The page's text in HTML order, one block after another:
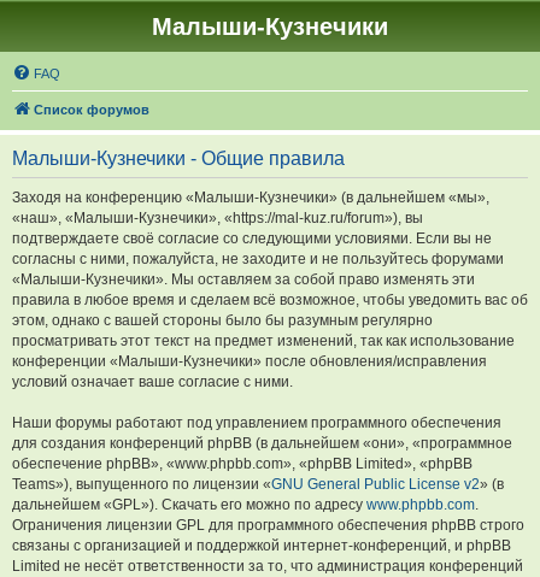
Малыши-Кузнечики
FAQ
Список форумов
Малыши-Кузнечики - Общие правила
Заходя на конференцию «Малыши-Кузнечики» (в дальнейшем «мы»,
«наш», «Малыши-Кузнечики», «https://mal-kuz.ru/forum»), вы
подтверждаете своё согласие со следующими условиями. Если вы не
согласны с ними, пожалуйста, не заходите и не пользуйтесь форумами
«Малыши-Кузнечики». Мы оставляем за собой право изменять эти
правила в любое время и сделаем всё возможное, чтобы уведомить вас об
этом, однако с вашей стороны было бы разумным регулярно
просматривать этот текст на предмет изменений, так как использование
конференции «Малыши-Кузнечики» после обновления/исправления
условий означает ваше согласие с ними.
Наши форумы работают под управлением программного обеспечения
для создания конференций phpBB (в дальнейшем «они», «программное
обеспечение phpBB», «www.phpbb.com», «phpBB Limited», «phpBB
Teams»), выпущенного по лицензии «GNU General Public License v2» (в
дальнейшем «GPL»). Скачать его можно по адресу www.phpbb.com.
Ограничения лицензии GPL для программного обеспечения phpBB строго
связаны с организацией и поддержкой интернет-конференций, и phpBB
Limited не несёт ответственности за то, что администрация конференций